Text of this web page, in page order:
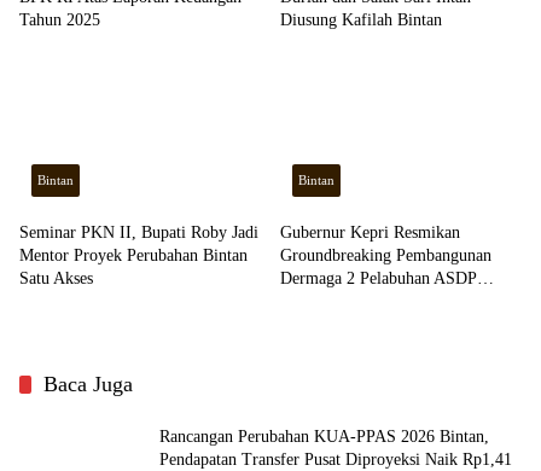
Tahun 2025
Diusung Kafilah Bintan
Bintan
Seminar PKN II, Bupati Roby Jadi
Mentor Proyek Perubahan Bintan
Satu Akses
Bintan
Gubernur Kepri Resmikan
Groundbreaking Pembangunan
Dermaga 2 Pelabuhan ASDP
Baca Juga
Rancangan Perubahan KUA-PPAS 2026 Bintan,
Pendapatan Transfer Pusat Diproyeksi Naik Rp1,41